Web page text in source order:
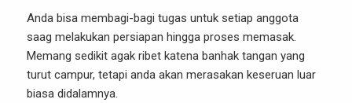
Anda bisa membagi-bagi tugas untuk setiap anggota
saag melakukan persiapan hingga proses memasak.
Memang sedikit agak ribet katena banhak tangan yang
turut campur, tetapi anda akan merasakan keseruan luar
biasa didalamnya.